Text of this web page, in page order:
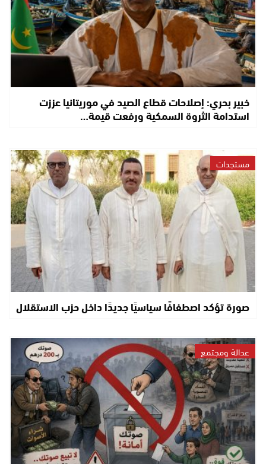
خبير بحري: إصلاحات قطاع الصيد في موريتانيا عززت
استدامة الثروة السمكية ورفعت قيمة…
مستجدات
صورة تؤكد اصطفافًا سياسيًا جديدًا داخل حزب الاستقلال
عدالة ومجتمع